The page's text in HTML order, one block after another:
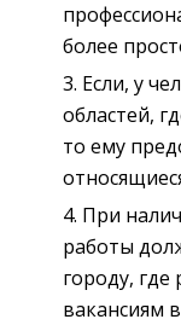
более
Если, у
областей,
то ему
При
работы
городу, где
вакансиям